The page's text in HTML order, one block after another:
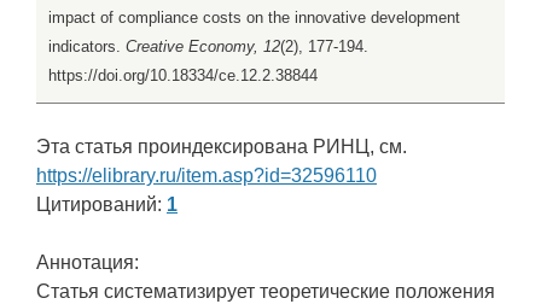
impact of compliance costs on the innovative development
indicators. Creative Economy, 12(2), 177-194.
https://doi.org/10.18334/ce.12.2.38844
Эта статья проиндексирована РИНЦ, см.
https://elibrary.ru/item.asp?id=32596110
Цитирований: 1
Аннотация:
Статья систематизирует теоретические положения